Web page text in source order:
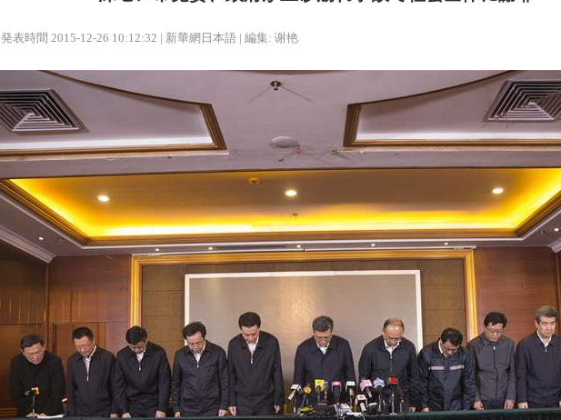
発表時間 2015-12-26 10:12:32 | 新華網日本語 | 編集: 谢艳